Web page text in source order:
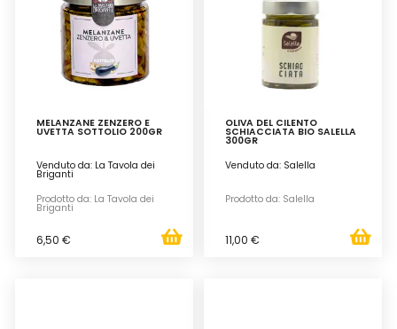
MELANZANE ZENZERO E
UVETTA SOTTOLIO 200GR
Venduto da: La Tavola dei
Briganti
Prodotto da: La Tavola dei
Briganti
6,50 €
OLIVA DEL CILENTO
SCHIACCIATA BIO SALELLA
300GR
Venduto da: Salella
Prodotto da: Salella
11,00 €